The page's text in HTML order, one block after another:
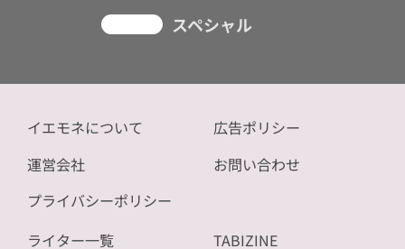
スペシャル
イエモネについて
運営会社
プライバシーポリシー
広告ポリシー
お問い合わせ
ライター一覧 TABIZINE